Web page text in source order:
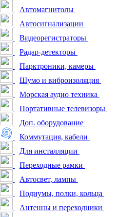
Автомагнитолы
Автосигнализации
Видеорегистраторы
Радар-детекторы
Парктроники, камеры
Шумо и виброизоляция
Морская аудио техника
Портативные телевизоры
Доп. оборудование
Коммутация, кабели
Для инсталляции
Переходные рамки
Автосвет, лампы
Подиумы, полки, кольца
Антенны и переходники